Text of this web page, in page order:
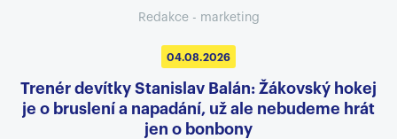
Redakce - marketing
04.08.2026
Trenér devítky Stanislav Balán: Žákovský hokej
je o bruslení a napadání, už ale nebudeme hrát
jen o bonbony